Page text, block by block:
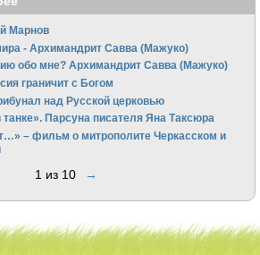
Марнов
- Архимандрит Савва (Мажуко)
обо мне? Архимандрит Савва (Мажуко)
граничит с Богом
над Русской церковью
Парсуна писателя Яна Таксюра
– фильм о митрополите Черкасском и
1 из 10 →